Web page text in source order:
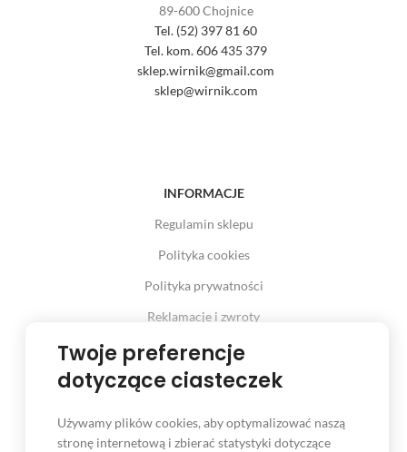
89-600 Chojnice
Tel. (52) 397 81 60
Tel. kom. 606 435 379
sklep.wirnik@gmail.com
sklep@wirnik.com
INFORMACJE
Regulamin sklepu
Polityka cookies
Polityka prywatności
Reklamacje i zwroty
Prawo odstąpienia od umowy
INFORMACJE
Twoje preferencje
dotyczące ciasteczek
Używamy plików cookies, aby optymalizować naszą
stronę internetową i zbierać statystyki dotyczące